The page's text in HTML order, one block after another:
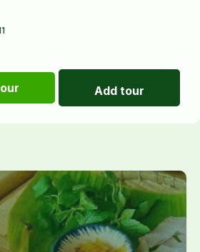
Add tour